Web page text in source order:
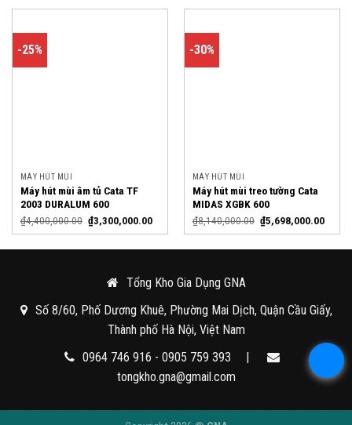
-25%
MÁY HÚT MÙI
Máy hút mùi âm tủ Cata TF
2003 DURALUM 600
₫4,400,000.00 ₫3,300,000.00
-30%
MÁY HÚT MÙI
Máy hút mùi treo tường Cata
MIDAS XGBK 600
₫8,140,000.00 ₫5,698,000.00
Tổng Kho Gia Dụng GNA
Số 8/60, Phố Dương Khuê, Phường Mai Dịch, Quận Cầu Giấy,
Thành phố Hà Nội, Việt Nam
0964 746 916 - 0905 759 393
tongkho.gna@gmail.com